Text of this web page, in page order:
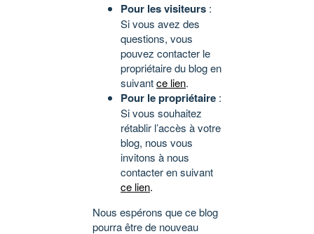
Pour les visiteurs :
Si vous avez des
questions, vous
pouvez contacter le
propriétaire du blog en
suivantce lien.
Pour le propriétaire :
Si vous souhaitez
rétablir l’accès à votre
blog, nous vous
invitons à nous
contacter en suivant
ce lien.
Nous espérons que ce blog
pourra être de nouveau